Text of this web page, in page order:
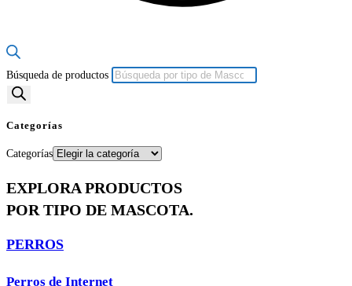
Búsqueda de productos
Categorías
Categorías
EXPLORA PRODUCTOS
POR TIPO DE MASCOTA.
PERROS
Perros de Internet